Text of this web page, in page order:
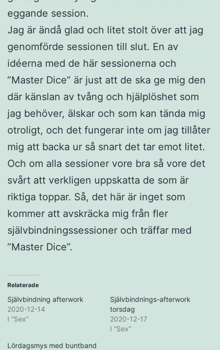
eggande session.
Jag är ändå glad och litet stolt över att jag
genomförde sessionen till slut. En av
idéerna med de här sessionerna och
”Master Dice” är just att de ska ge mig den
där känslan av tvång och hjälplöshet som
jag behöver, älskar och som kan tända mig
otroligt, och det fungerar inte om jag tillåter
mig att backa ur så snart det tar emot litet.
Och om alla sessioner vore bra så vore det
svårt att verkligen uppskatta de som är
riktiga toppar. Så, det här är inget som
kommer att avskräcka mig från fler
självbindningssessioner och träffar med
”Master Dice”.
Relaterade
Självbindning afterwork
2020-12-14
I ”Sex”
Självbindnings-afterwork
torsdag
2020-12-17
I ”Sex”
Lördagsmys med buntband